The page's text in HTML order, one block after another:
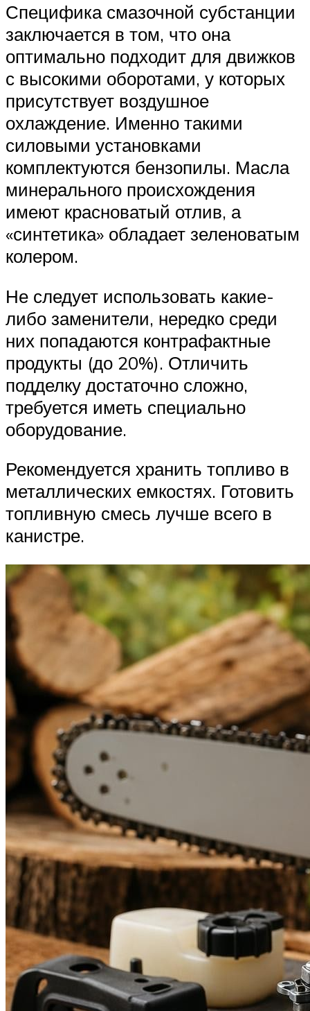
Специфика смазочной субстанции
заключается в том, что она
оптимально подходит для движков
с высокими оборотами, у которых
присутствует воздушное
охлаждение. Именно такими
силовыми установками
комплектуются бензопилы. Масла
минерального происхождения
имеют красноватый отлив, а
«синтетика» обладает зеленоватым
колером.
Не следует использовать какие-
либо заменители, нередко среди
них попадаются контрафактные
продукты (до 20%). Отличить
подделку достаточно сложно,
требуется иметь специально
оборудование.
Рекомендуется хранить топливо в
металлических емкостях. Готовить
топливную смесь лучше всего в
канистре.